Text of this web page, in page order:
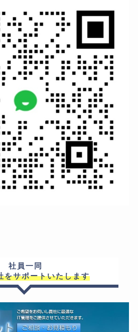
社員一同
をサポートいたします